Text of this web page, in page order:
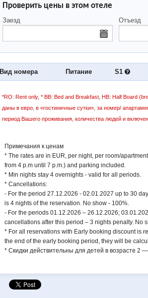
Проверить цены в этом отеле
Заезд Отъезд
Вид номера Питание S1
*RO: Rent only, * BB: Bed and Breakfast, HB: Half Board
даны в евро, в «гостиничные сутки», за номер/
период Вашего проживания, количества людей и
Примечания к ценам
* The rates are in EUR, per night, per room/
from 4 p.m until 7 p.m.) and parking included.
* Min nights stay 4 overnights - valid for all periods.
* Cancellations:
- For the period 27.12.2026 - 02.01.2027 up to 30
is 4 nights of the reservation. No show - 100%.
- For the periods 01.12.2026 – 26.12.2026;
cancellations after this period – 3 nights penalty. No
* For all reservations with Early booking discount is
the end of the early booking period, they will be
* Скидки действительны для детей в возрасте 2